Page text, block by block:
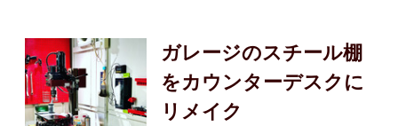
ガレージのスチール棚
をカウンターデスクに
リメイク